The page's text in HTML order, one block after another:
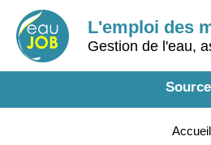
L'emploi des
Gestion de l'eau,
Accueil